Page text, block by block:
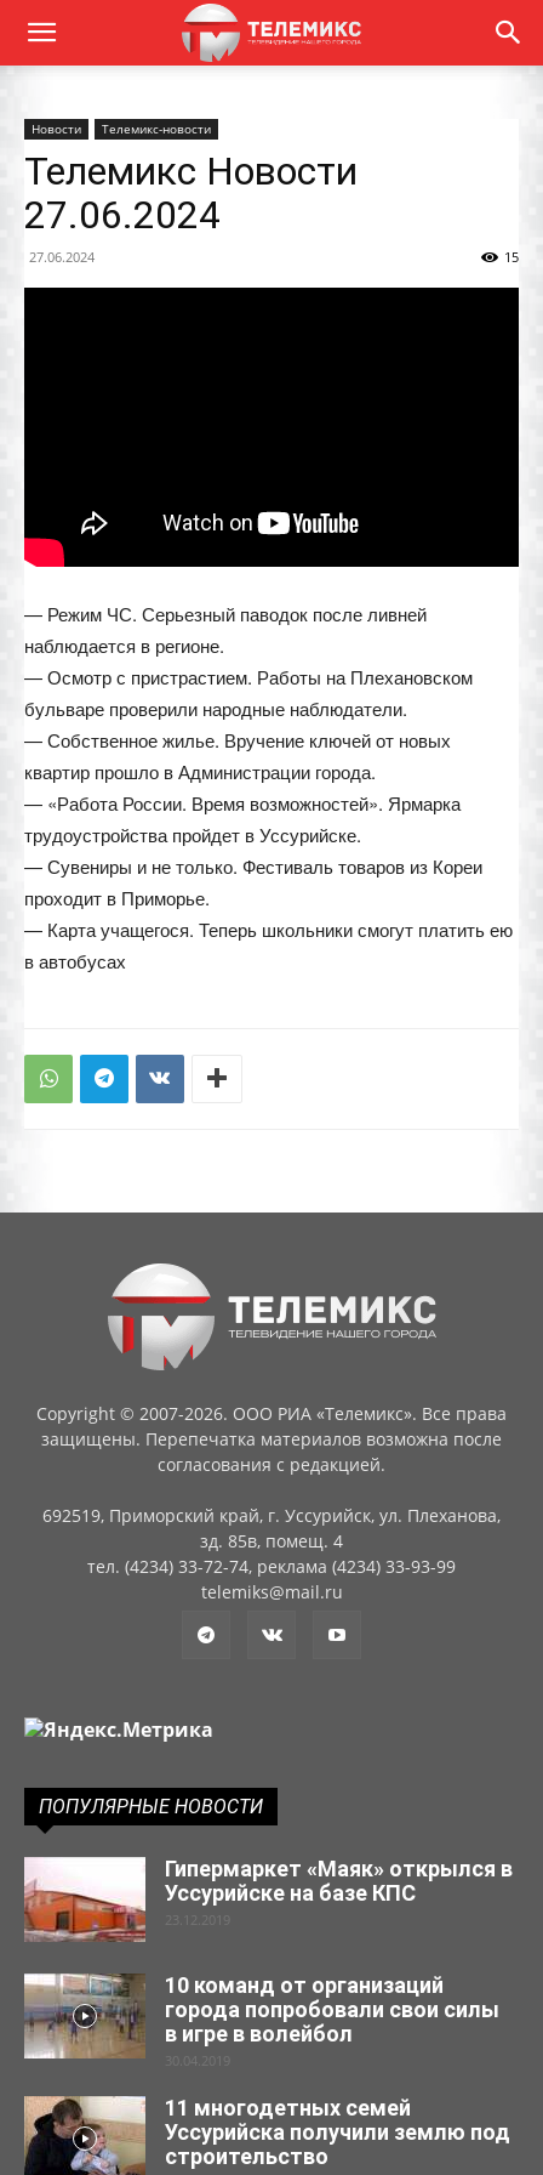
Новости Телемикс-новости
Телемикс Новости
27.06.2024
27.06.2024 15
— Режим ЧС. Серьезный паводок после ливней
наблюдается в регионе.
— Осмотр с пристрастием. Работы на Плехановском
бульваре проверили народные наблюдатели.
— Собственное жилье. Вручение ключей от новых
квартир прошло в Администрации города.
— «Работа России. Время возможностей». Ярмарка
трудоустройства пройдет в Уссурийске.
— Сувениры и не только. Фестиваль товаров из Кореи
проходит в Приморье.
— Карта учащегося. Теперь школьники смогут платить ею
в автобусах
Copyright © 2007-2026. ООО РИА «Телемикс». Все права
защищены. Перепечатка материалов возможна после
согласования с редакцией.
692519, Приморский край, г. Уссурийск, ул. Плеханова,
зд. 85в, помещ. 4
тел. (4234) 33-72-74, реклама (4234) 33-93-99
telemiks@mail.ru
ПОПУЛЯРНЫЕ НОВОСТИ
Гипермаркет «Маяк» открылся в
Уссурийске на базе КПС
23.12.2019
10 команд от организаций
города попробовали свои силы
в игре в волейбол
30.04.2019
11 многодетных семей
Уссурийска получили землю под
строительство